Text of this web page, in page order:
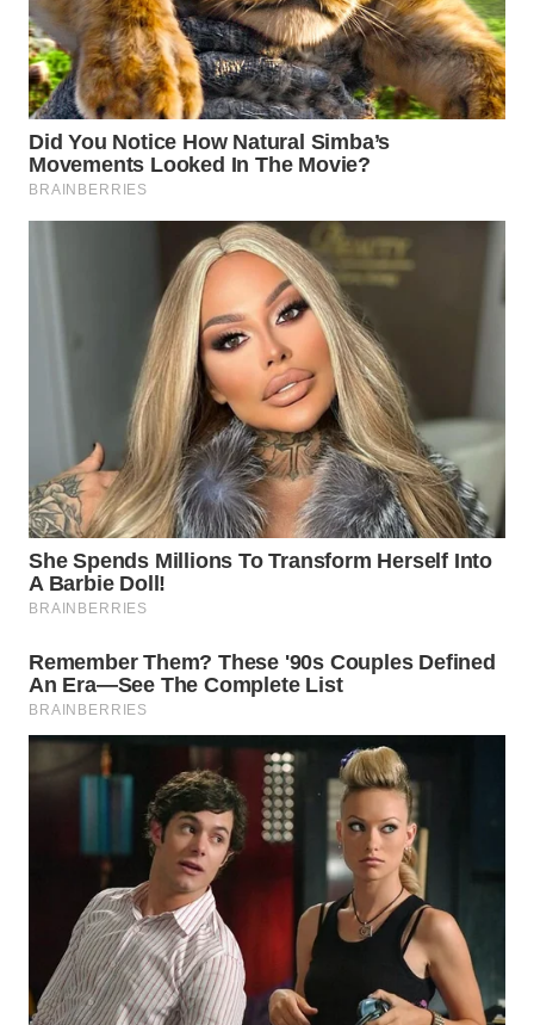
Wahana
Media
Group
WAHANA
NEWS
WAHANA
INFRASTRUKTUR
WAHANA
KONSUMEN
WAHANA
LISTRIK
WAHANA
TRAVEL
WAHANA
WAHANANEWS
WAHANANEWS
CO ID